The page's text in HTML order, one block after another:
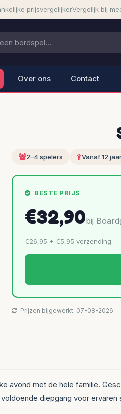
prijsvergelijkerVergelijk bij
Over ons Contact
2–4 spelers Vanaf 12
BESTE PRIJS
€32,90bij
€26,95 + €5,95 verzending
Prijzen bijgewerkt: 07-08-2026
avond met de hele familie.
diepgang voor ervaren